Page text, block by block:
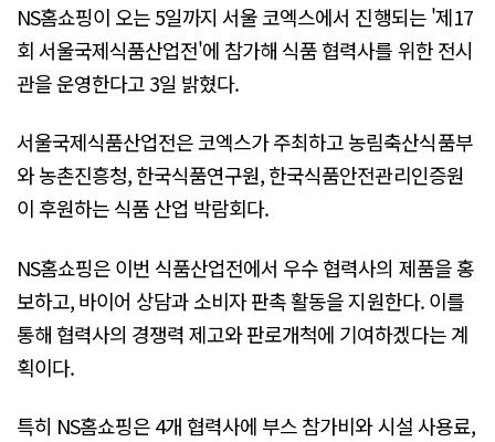
NS홈쇼핑이 오는 5일까지 서울 코엑스에서 진행되는 '제17
회 서울국제식품산업전'에 참가해 식품 협력사를 위한 전시
관을 운영한다고 3일 밝혔다.
서울국제식품산업전은 코엑스가 주최하고 농림축산식품부
와 농촌진흥청, 한국식품연구원, 한국식품안전관리인증원
이 후원하는 식품 산업 박람회다.
NS홈쇼핑은 이번 식품산업전에서 우수 협력사의 제품을 홍
보하고, 바이어 상담과 소비자 판촉 활동을 지원한다. 이를
통해 협력사의 경쟁력 제고와 판로개척에 기여하겠다는 계
획이다.
특히 NS홈쇼핑은 4개 협력사에 부스 참가비와 시설 사용료,